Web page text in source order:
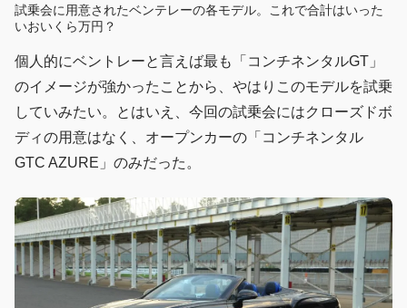
試乗会に用意されたベンテレーの各モデル。これで合計はいった
いおいくら万円？
個人的にベントレーと言えば最も「コンチネンタルGT」
のイメージが強かったことから、やはりこのモデルを試乗
していみたい。とはいえ、今回の試乗会にはクローズドボ
ディの用意はなく、オープンカーの「コンチネンタル
GTC AZURE」のみだった。